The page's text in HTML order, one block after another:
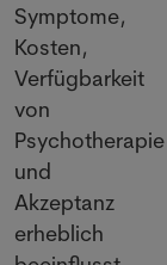
Symptome,
Kosten,
Verfügbarkeit
von
Psychotherapie
und
Akzeptanz
erheblich